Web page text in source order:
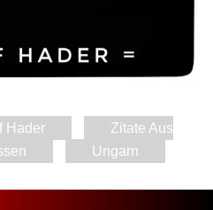
Hader
Zitate Aus
Ungarn